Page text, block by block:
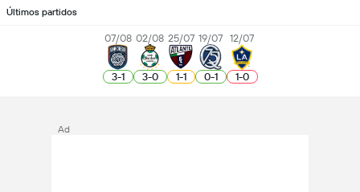
Últimos partidos
07/08
3-1
02/08
3-0
25/07
1-1
19/07
0-1
12/07
1-0
Ad